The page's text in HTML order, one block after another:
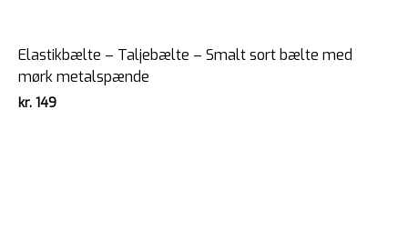
Elastikbælte – Taljebælte – Smalt sort bælte med
mørk metalspænde
kr. 149